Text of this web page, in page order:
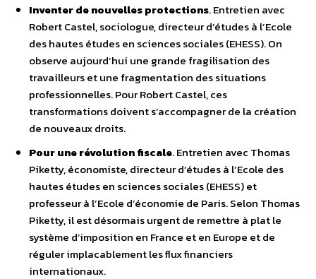
Inventer de nouvelles protections. Entretien avec
Robert Castel, sociologue, directeur d’études à l’Ecole
des hautes études en sciences sociales (EHESS). On
observe aujourd’hui une grande fragilisation des
travailleurs et une fragmentation des situations
professionnelles. Pour Robert Castel, ces
transformations doivent s’accompagner de la création
de nouveaux droits.
Pour une révolution fiscale. Entretien avec Thomas
Piketty, économiste, directeur d’études à l’Ecole des
hautes études en sciences sociales (EHESS) et
professeur à l’Ecole d’économie de Paris. Selon Thomas
Piketty, il est désormais urgent de remettre à plat le
système d’imposition en France et en Europe et de
réguler implacablement les flux financiers
internationaux.